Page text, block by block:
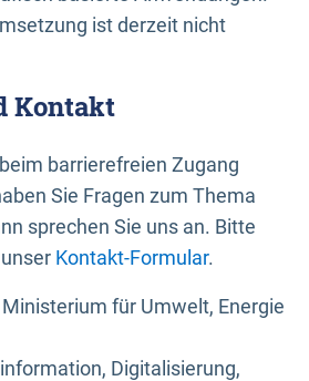
ist derzeit nicht
Kontakt
barrierefreien Zugang
Sie Fragen zum Thema
sprechen Sie uns an. Bitte
Kontakt-Formular.
für Umwelt, Energie
Digitalisierung,